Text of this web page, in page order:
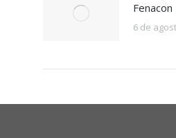
Fenacon
6 de